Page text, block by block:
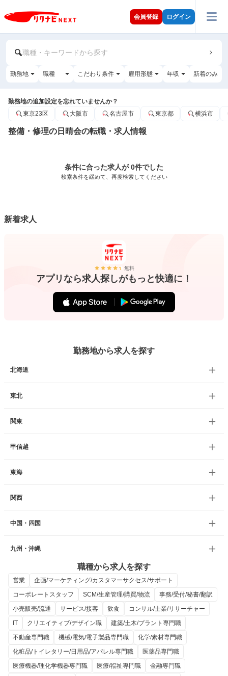
会員登録 ログイン
職種・キーワードから探す
勤務地 職種 こだわり条件 雇用形態 年収 新着のみ
勤務地の追加設定を忘れていませんか？
東京23区
大阪市 名古屋市 東京都 横浜市
整備・修理の日晴会の転職・求人情報
条件に合った求人が 0件でした
検索条件を緩めて、再度検索してください
新着求人
無料
アプリなら求人探しがもっと快適に！
勤務地から求人を探す
北海道
東北
関東
甲信越
東海
関西
中国・四国
九州・沖縄
職種から求人を探す
営業
企画/マーケティング/カスタマーサクセス/サポート
コーポレートスタッフ
SCM/生産管理/購買/物流
事務/受付/秘書/翻訳
小売販売/流通
サービス/接客 飲食
コンサル/士業/リサーチャー
IT
クリエイティブ/デザイン職
建築/土木/プラント専門職
不動産専門職
機械/電気/電子製品専門職
化学/素材専門職
化粧品/トイレタリー/日用品/アパレル専門職
医薬品専門職
医療機器/理化学機器専門職
医療/福祉専門職
金融専門職